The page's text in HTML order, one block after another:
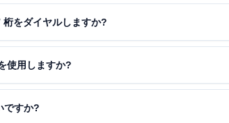
をダイヤルしますか?
使用しますか?
ですか?